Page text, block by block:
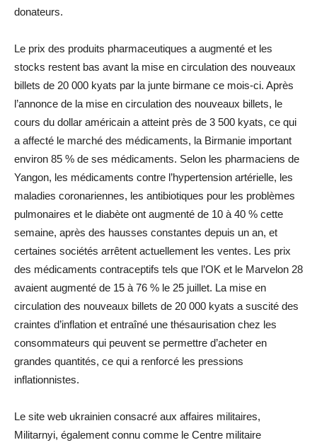
donateurs.
Le prix des produits pharmaceutiques a augmenté et les
stocks restent bas avant la mise en circulation des nouveaux
billets de 20 000 kyats par la junte birmane ce mois-ci. Après
l’annonce de la mise en circulation des nouveaux billets, le
cours du dollar américain a atteint près de 3 500 kyats, ce qui
a affecté le marché des médicaments, la Birmanie important
environ 85 % de ses médicaments. Selon les pharmaciens de
Yangon, les médicaments contre l’hypertension artérielle, les
maladies coronariennes, les antibiotiques pour les problèmes
pulmonaires et le diabète ont augmenté de 10 à 40 % cette
semaine, après des hausses constantes depuis un an, et
certaines sociétés arrêtent actuellement les ventes. Les prix
des médicaments contraceptifs tels que l’OK et le Marvelon 28
avaient augmenté de 15 à 76 % le 25 juillet. La mise en
circulation des nouveaux billets de 20 000 kyats a suscité des
craintes d’inflation et entraîné une thésaurisation chez les
consommateurs qui peuvent se permettre d’acheter en
grandes quantités, ce qui a renforcé les pressions
inflationnistes.
Le site web ukrainien consacré aux affaires militaires,
Militarnyi, également connu comme le Centre militaire